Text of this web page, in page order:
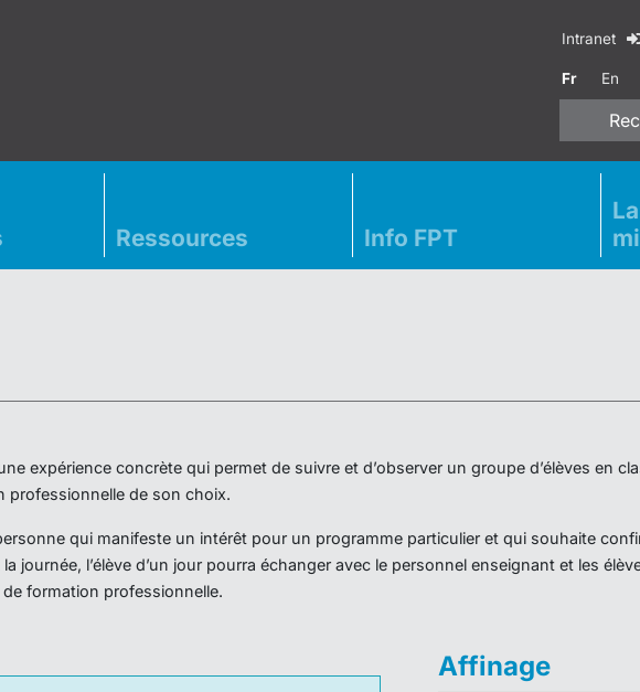
Intranet
Fr En
Ressources Info FPT
expérience concrète qui permet de suivre et d’observer un groupe d’élèves en
professionnelle de son choix.
qui manifeste un intérêt pour un programme particulier et qui souhaite
journée, l’élève d’un jour pourra échanger avec le personnel enseignant et les
formation professionnelle.
Affinage